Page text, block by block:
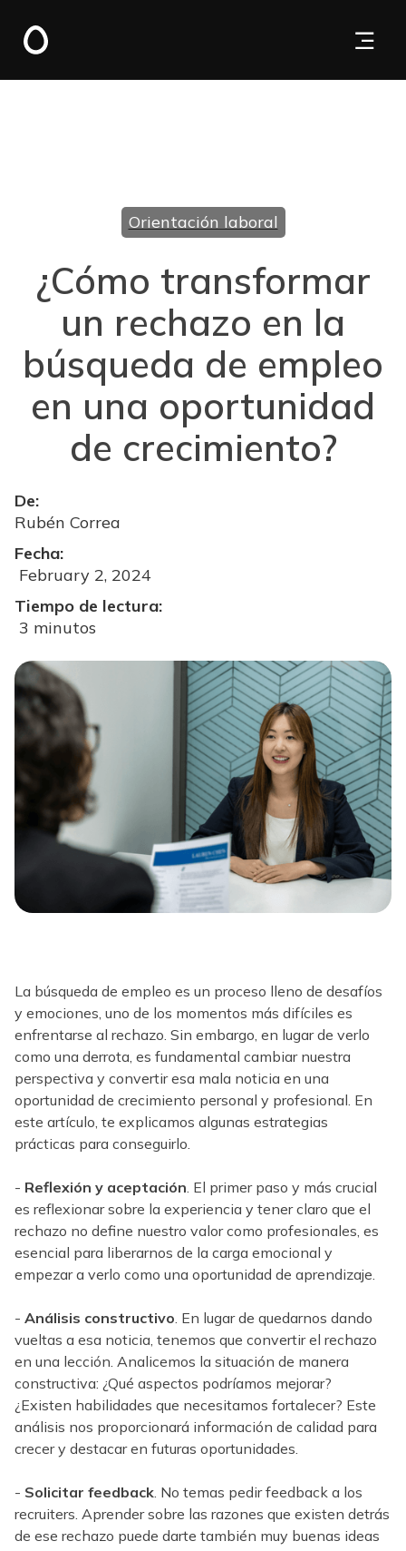
Orientación laboral
¿Cómo transformar
un rechazo en la
búsqueda de empleo
en una oportunidad
de crecimiento?
De:
Rubén Correa
Fecha:
February 2, 2024
Tiempo de lectura:
3 minutos
La búsqueda de empleo es un proceso lleno de desafíos
y emociones, uno de los momentos más difíciles es
enfrentarse al rechazo. Sin embargo, en lugar de verlo
como una derrota, es fundamental cambiar nuestra
perspectiva y convertir esa mala noticia en una
oportunidad de crecimiento personal y profesional. En
este artículo, te explicamos algunas estrategias
prácticas para conseguirlo.
- Reflexión y aceptación . El primer paso y más crucial
es reflexionar sobre la experiencia y tener claro que el
rechazo no define nuestro valor como profesionales, es
esencial para liberarnos de la carga emocional y
empezar a verlo como una oportunidad de aprendizaje.
- Análisis constructivo . En lugar de quedarnos dando
vueltas a esa noticia, tenemos que convertir el rechazo
en una lección. Analicemos la situación de manera
constructiva: ¿Qué aspectos podríamos mejorar?
¿Existen habilidades que necesitamos fortalecer? Este
análisis nos proporcionará información de calidad para
crecer y destacar en futuras oportunidades.
- Solicitar feedback . No temas pedir feedback a los
recruiters. Aprender sobre las razones que existen detrás
de ese rechazo puede darte también muy buenas ideas